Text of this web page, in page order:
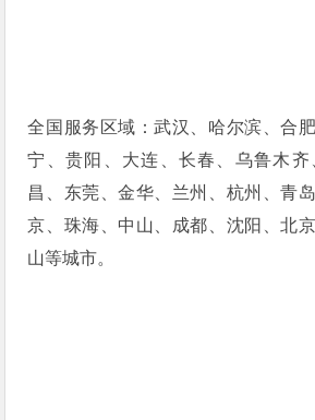
全国服务区域：武汉、哈尔滨、合
宁、贵阳、大连、长春、乌鲁木
昌、东莞、金华、兰州、杭州、青
京、珠海、中山、成都、沈阳、北
山等城市。